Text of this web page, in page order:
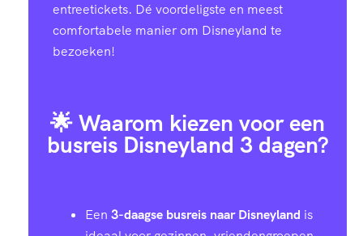
entreetickets. Dé voordeligste en meest
comfortabele manier om Disneyland te
bezoeken!
🌟 Waarom kiezen voor een
busreis Disneyland 3 dagen?
Een 3-daagse busreis naar Disneyland is